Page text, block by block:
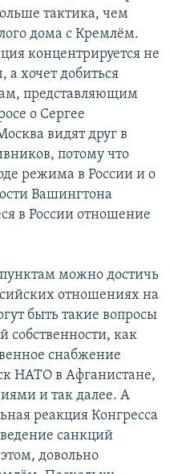
тактика, чем
дома с Кремлём.
концентрируется не
хочет добиться
представляющим
о Сергее
видят друг в
потому что
режима в России и о
Вашингтона
в России отношение
можно достичь
отношениях на
быть такие вопросы
собственности, как
снабжение
НАТО в Афганистане,
и так далее. А
реакция Конгресса
санкций
довольно